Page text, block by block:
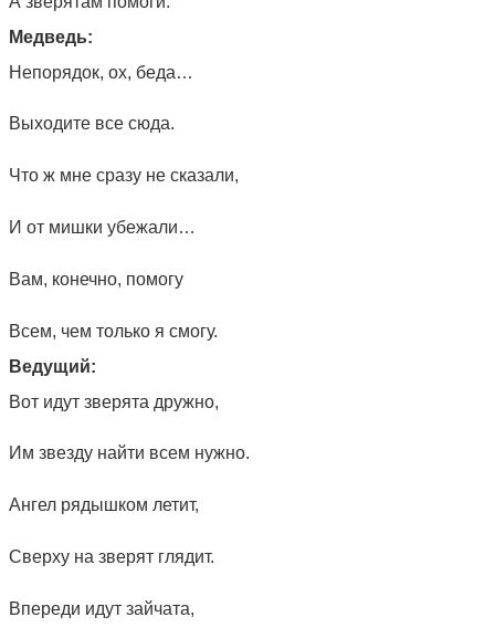
Медведь:
Непорядок, ох, беда…
Выходите все сюда.
Что ж мне сразу не сказали,
И от мишки убежали…
Вам, конечно, помогу
Всем, чем только я смогу.
Ведущий:
Вот идут зверята дружно,
Им звезду найти всем нужно.
Ангел рядышком летит,
Сверху на зверят глядит.
Впереди идут зайчата,